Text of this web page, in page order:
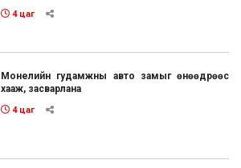
4 цаг
Монелийн гудамжны авто замыг өнөөдрөөс
хааж, засварлана
4 цаг